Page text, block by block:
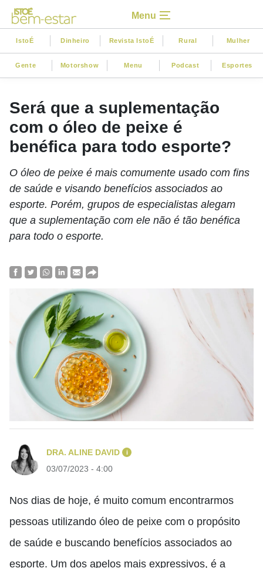
Menu
IstoÉ Dinheiro Revista IstoÉ Rural Mulher
Gente Motorshow Menu Podcast Esportes
Será que a suplementação
com o óleo de peixe é
benéfica para todo esporte?
O óleo de peixe é mais comumente usado com fins
de saúde e visando benefícios associados ao
esporte. Porém, grupos de especialistas alegam
que a suplementação com ele não é tão benéfica
para todo o esporte.
DRA. ALINE DAVID i
03/07/2023 - 4:00
Nos dias de hoje, é muito comum encontrarmos
pessoas utilizando óleo de peixe com o propósito
de saúde e buscando benefícios associados ao
esporte. Um dos apelos mais expressivos, é a